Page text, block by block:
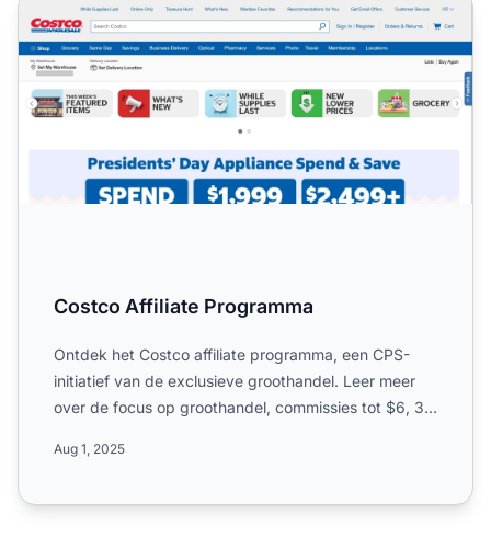
Costco Affiliate Programma
Ontdek het Costco affiliate programma, een CPS-
initiatief van de exclusieve groothandel. Leer meer
over de focus op groothandel, commissies tot $6, 30
Aug 1, 2025